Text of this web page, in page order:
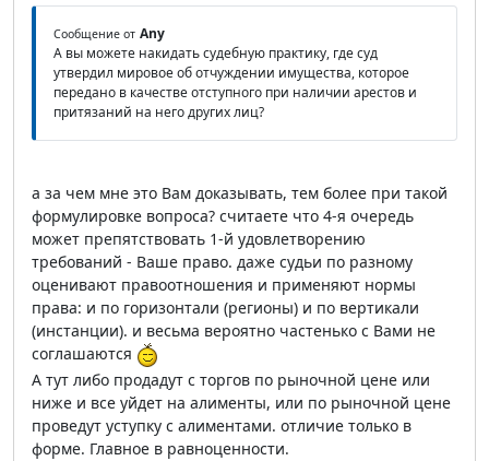
Сообщение от Any
А вы можете накидать судебную практику, где суд
утвердил мировое об отчуждении имущества, которое
передано в качестве отступного при наличии арестов и
притязаний на него других лиц?
а за чем мне это Вам доказывать, тем более при такой
формулировке вопроса? считаете что 4-я очередь
может препятствовать 1-й удовлетворению
требований - Ваше право. даже судьи по разному
оценивают правоотношения и применяют нормы
права: и по горизонтали (регионы) и по вертикали
(инстанции). и весьма вероятно частенько с Вами не
соглашаются
А тут либо продадут с торгов по рыночной цене или
ниже и все уйдет на алименты, или по рыночной цене
проведут уступку с алиментами. отличие только в
форме. Главное в равноценности.